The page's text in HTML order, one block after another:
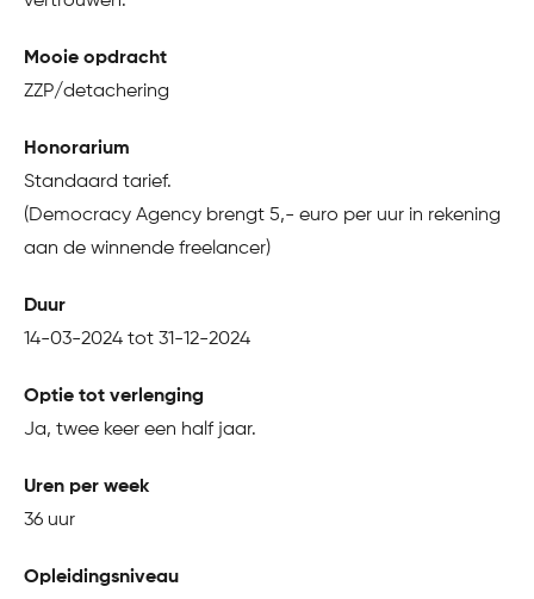
Mooie opdracht
ZZP/detachering
Honorarium
Standaard tarief.
(Democracy Agency brengt 5,- euro per uur in rekening
aan de winnende freelancer)
Duur
14-03-2024 tot 31-12-2024
Optie tot verlenging
Ja, twee keer een half jaar.
Uren per week
36 uur
Opleidingsniveau